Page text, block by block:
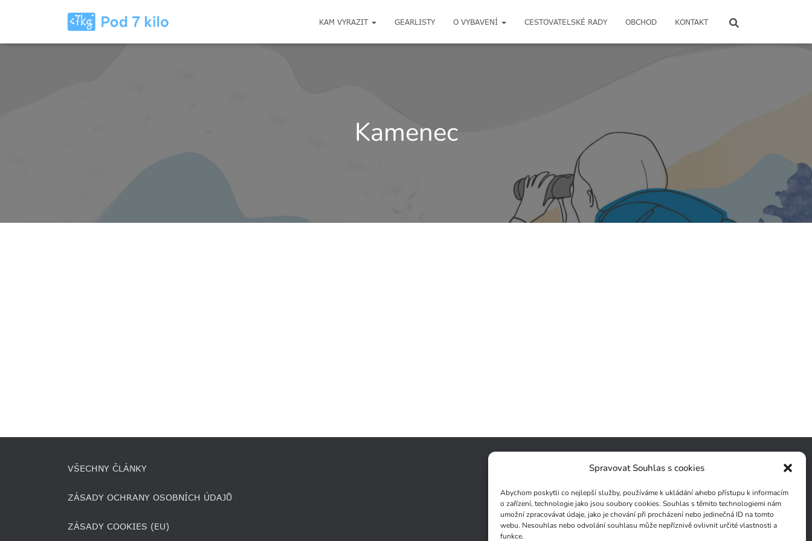
Spravovat Souhlas s cookies
Abychom poskytli co nejlepší služby, používáme k ukládání a/nebo přístupu k informacím
o zařízení, technologie jako jsou soubory cookies. Souhlas s těmito technologiemi nám
umožní zpracovávat údaje, jako je chování při procházení nebo jedinečná ID na tomto
webu. Nesouhlas nebo odvolání souhlasu může nepříznivě ovlivnit určité vlastnosti a
funkce.
KAM VYRAZIT GEARLISTY O VYBAVENÍ CESTOVATELSKÉ RADY OBCHOD KONTAKT
Kamenec
VŠECHNY ČLÁNKY
ZÁSADY OCHRANY OSOBNÍCH ÚDAJŮ
ZÁSADY COOKIES (EU)